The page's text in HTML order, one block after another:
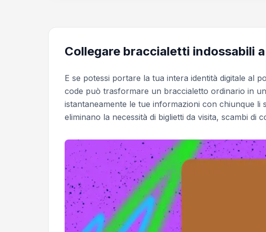
Collegare braccialetti indossabili
E se potessi portare la tua intera identità digitale al
code può trasformare un braccialetto ordinario in
istantaneamente le tue informazioni con chiunque li
eliminano la necessità di biglietti da visita, scambi di